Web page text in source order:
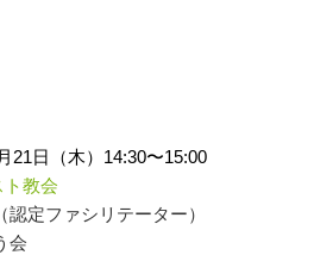
日（木）14:30〜15:00
教会
（認定ファシリテーター）
会